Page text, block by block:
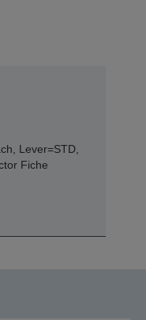
Lever=STD,
Fiche